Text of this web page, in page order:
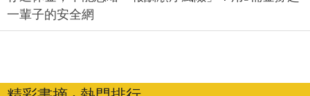
一輩子的安全網